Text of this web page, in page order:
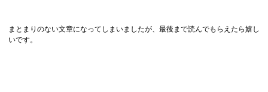
まとまりのない文章になってしまいましたが、最後まで読んでもらえたら嬉し
いです。